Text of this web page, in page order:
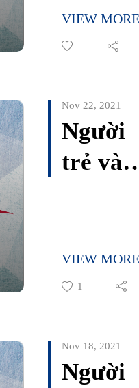
Bt.
Toại
VIEW
Người
trẻ và
của đời
sống
Cảm
Tính
Nov 22, 2021
VIEW
1
Người
Nov 18, 2021